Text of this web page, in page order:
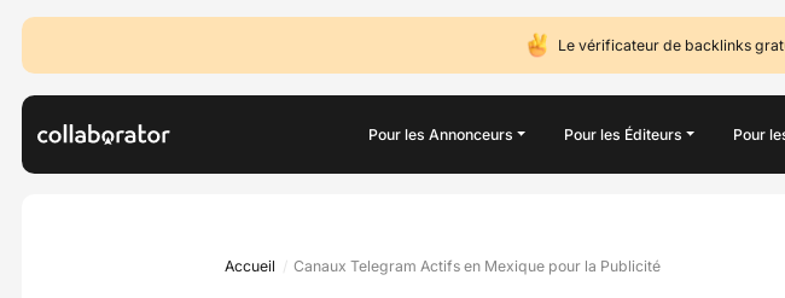
Le vérificateur de backlinks
Pour les Annonceurs Pour les Éditeurs Pour
Accueil Canaux Telegram Actifs en Mexique pour la Publicité